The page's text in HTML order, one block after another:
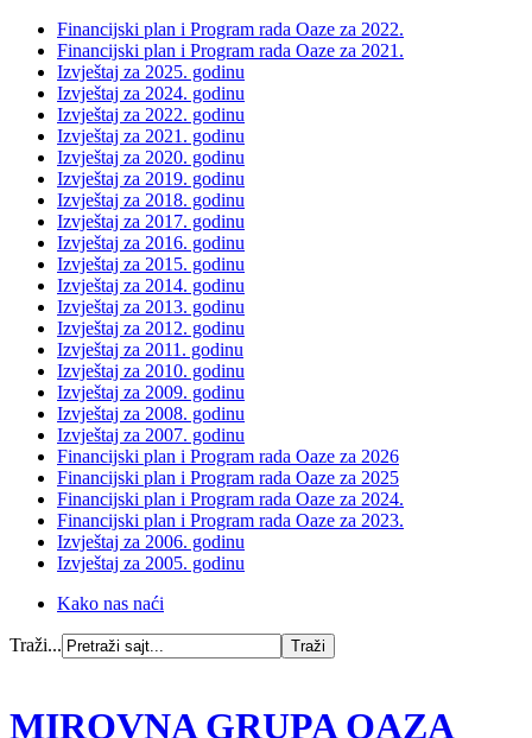
Financijski plan i Program rada Oaze za 2022.
Financijski plan i Program rada Oaze za 2021.
Izvještaj za 2025. godinu
Izvještaj za 2024. godinu
Izvještaj za 2022. godinu
Izvještaj za 2021. godinu
Izvještaj za 2020. godinu
Izvještaj za 2019. godinu
Izvještaj za 2018. godinu
Izvještaj za 2017. godinu
Izvještaj za 2016. godinu
Izvještaj za 2015. godinu
Izvještaj za 2014. godinu
Izvještaj za 2013. godinu
Izvještaj za 2012. godinu
Izvještaj za 2011. godinu
Izvještaj za 2010. godinu
Izvještaj za 2009. godinu
Izvještaj za 2008. godinu
Izvještaj za 2007. godinu
Financijski plan i Program rada Oaze za 2026
Financijski plan i Program rada Oaze za 2025
Financijski plan i Program rada Oaze za 2024.
Financijski plan i Program rada Oaze za 2023.
Izvještaj za 2006. godinu
Izvještaj za 2005. godinu
Kako nas naći
Traži...
MIROVNA GRUPA OAZA